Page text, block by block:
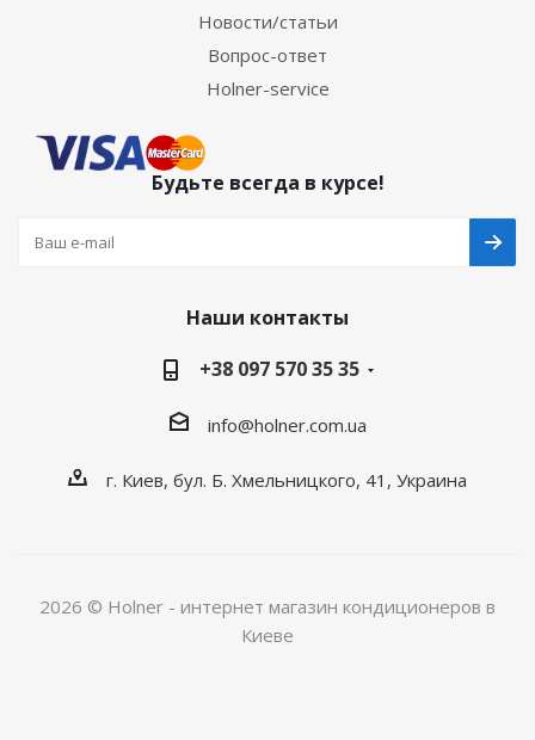
Новости/статьи
Вопрос-ответ
Holner-service
Будьте всегда в курсе!
Наши контакты
+38 097 570 35 35
info@holner.com.ua
г. Киев, бул. Б. Хмельницкого, 41, Украина
2026 © Holner - интернет магазин кондиционеров в
Киеве